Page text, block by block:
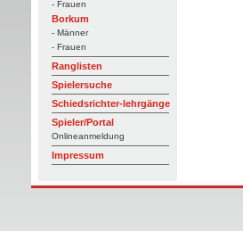
- Frauen
Borkum
- Männer
- Frauen
Ranglisten
Spielersuche
Schiedsrichter-lehrgänge
Spieler/Portal
Onlineanmeldung
Impressum